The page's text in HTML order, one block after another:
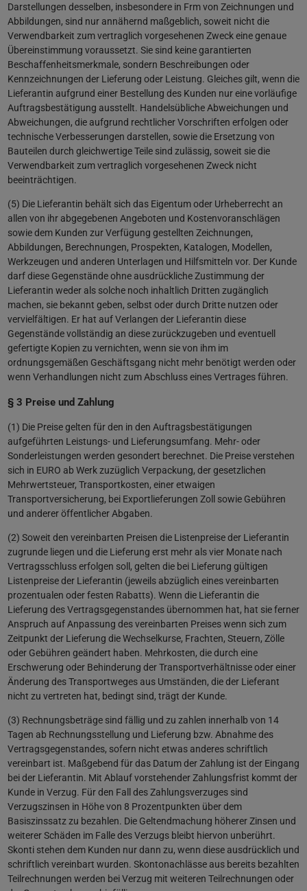
Darstellungen desselben, insbesondere in Frm von Zeichnungen und
Abbildungen, sind nur annähernd maßgeblich, soweit nicht die
Verwendbarkeit zum vertraglich vorgesehenen Zweck eine genaue
Übereinstimmung voraussetzt. Sie sind keine garantierten
Beschaffenheitsmerkmale, sondern Beschreibungen oder
Kennzeichnungen der Lieferung oder Leistung. Gleiches gilt, wenn die
Lieferantin aufgrund einer Bestellung des Kunden nur eine vorläufige
Auftragsbestätigung ausstellt. Handelsübliche Abweichungen und
Abweichungen, die aufgrund rechtlicher Vorschriften erfolgen oder
technische Verbesserungen darstellen, sowie die Ersetzung von
Bauteilen durch gleichwertige Teile sind zulässig, soweit sie die
Verwendbarkeit zum vertraglich vorgesehenen Zweck nicht
beeinträchtigen.
(5) Die Lieferantin behält sich das Eigentum oder Urheberrecht an
allen von ihr abgegebenen Angeboten und Kostenvoranschlägen
sowie dem Kunden zur Verfügung gestellten Zeichnungen,
Abbildungen, Berechnungen, Prospekten, Katalogen, Modellen,
Werkzeugen und anderen Unterlagen und Hilfsmitteln vor. Der Kunde
darf diese Gegenstände ohne ausdrückliche Zustimmung der
Lieferantin weder als solche noch inhaltlich Dritten zugänglich
machen, sie bekannt geben, selbst oder durch Dritte nutzen oder
vervielfältigen. Er hat auf Verlangen der Lieferantin diese
Gegenstände vollständig an diese zurückzugeben und eventuell
gefertigte Kopien zu vernichten, wenn sie von ihm im
ordnungsgemäßen Geschäftsgang nicht mehr benötigt werden oder
wenn Verhandlungen nicht zum Abschluss eines Vertrages führen.
§ 3 Preise und Zahlung
(1) Die Preise gelten für den in den Auftragsbestätigungen
aufgeführten Leistungs- und Lieferungsumfang. Mehr- oder
Sonderleistungen werden gesondert berechnet. Die Preise verstehen
sich in EURO ab Werk zuzüglich Verpackung, der gesetzlichen
Mehrwertsteuer, Transportkosten, einer etwaigen
Transportversicherung, bei Exportlieferungen Zoll sowie Gebühren
und anderer öffentlicher Abgaben.
(2) Soweit den vereinbarten Preisen die Listenpreise der Lieferantin
zugrunde liegen und die Lieferung erst mehr als vier Monate nach
Vertragsschluss erfolgen soll, gelten die bei Lieferung gültigen
Listenpreise der Lieferantin (jeweils abzüglich eines vereinbarten
prozentualen oder festen Rabatts). Wenn die Lieferantin die
Lieferung des Vertragsgegenstandes übernommen hat, hat sie ferner
Anspruch auf Anpassung des vereinbarten Preises wenn sich zum
Zeitpunkt der Lieferung die Wechselkurse, Frachten, Steuern, Zölle
oder Gebühren geändert haben. Mehrkosten, die durch eine
Erschwerung oder Behinderung der Transportverhältnisse oder einer
Änderung des Transportweges aus Umständen, die der Lieferant
nicht zu vertreten hat, bedingt sind, trägt der Kunde.
(3) Rechnungsbeträge sind fällig und zu zahlen innerhalb von 14
Tagen ab Rechnungsstellung und Lieferung bzw. Abnahme des
Vertragsgegenstandes, sofern nicht etwas anderes schriftlich
vereinbart ist. Maßgebend für das Datum der Zahlung ist der Eingang
bei der Lieferantin. Mit Ablauf vorstehender Zahlungsfrist kommt der
Kunde in Verzug. Für den Fall des Zahlungsverzuges sind
Verzugszinsen in Höhe von 8 Prozentpunkten über dem
Basiszinssatz zu bezahlen. Die Geltendmachung höherer Zinsen und
weiterer Schäden im Falle des Verzugs bleibt hiervon unberührt.
Skonti stehen dem Kunden nur dann zu, wenn diese ausdrücklich und
schriftlich vereinbart wurden. Skontonachlässe aus bereits bezahlten
Teilrechnungen werden bei Verzug mit weiteren Teilrechnungen oder